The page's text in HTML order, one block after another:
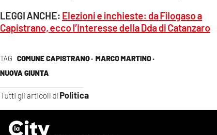
TAG COMUNE CAPISTRANO · MARCO MARTINO ·
NUOVA GIUNTA
Tutti gli articoli di Politica
LEGGI ANCHE: Elezioni e inchieste: da Filogaso a
Capistrano, ecco l’interesse della Dda di Catanzaro